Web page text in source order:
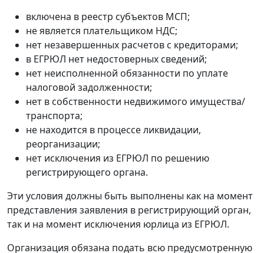
включена в реестр субъектов МСП;
не является плательщиком НДС;
нет незавершенных расчетов с кредиторами;
в ЕГРЮЛ нет недостоверных сведений;
нет неисполненной обязанности по уплате
налоговой задолженности;
нет в собственности недвижимого имущества/
транспорта;
не находится в процессе ликвидации,
реорганизации;
нет исключения из ЕГРЮЛ по решению
регистрирующего органа.
Эти условия должны быть выполнены как на момент
представления заявления в регистрирующий орган,
так и на момент исключения юрлица из ЕГРЮЛ.
Организация обязана подать всю предусмотренную